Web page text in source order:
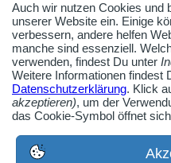
AdSense smARTe inArticle-Anzeige
Ob Solo-Selbsständiger,
Industrieunternehmen
Erstelle jetzt ein gratis
jetzt registrieren
Auch wir nutzen Cookies und
unserer Website ein. Einige
verbessern, andere helfen
manche sind essenziell.
verwenden, findest Du unter
Weitere Informationen findest
Datenschutzerklärung. Klick
akzeptieren), um der
das Cookie-Symbol öffnet